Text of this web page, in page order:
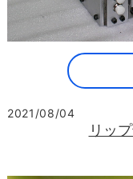
2021/08/04
リッ